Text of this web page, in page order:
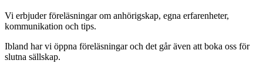
Vi erbjuder föreläsningar om anhörigskap, egna erfarenheter,
kommunikation och tips.
Ibland har vi öppna föreläsningar och det går även att boka oss för
slutna sällskap.